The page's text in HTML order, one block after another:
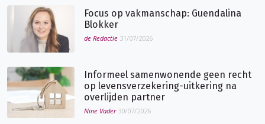
Focus op vakmanschap: Guendalina
Blokker
de Redactie 31/07/2026
Informeel samenwonende geen recht
op levensverzekering-uitkering na
overlijden partner
Nine Vader 30/07/2026